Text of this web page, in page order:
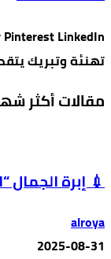
تهنئة وتبريك
مقالات أكثر
💉 إبرة الجمال
alroya
2025-08-31